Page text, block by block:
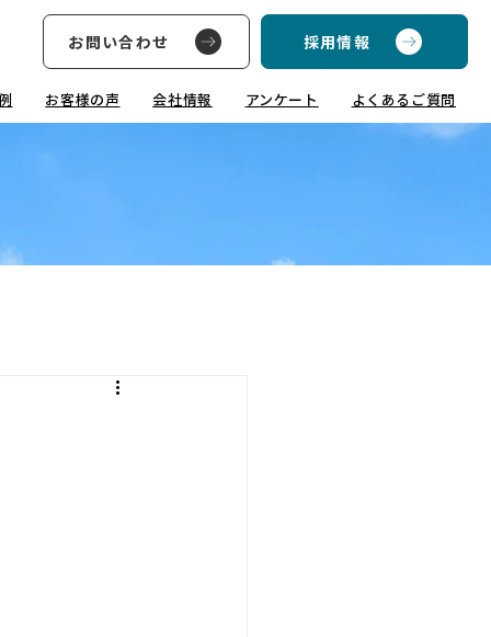
お問い合わせ 採用情報
お客様の声 会社情報 アンケート よくあるご質問